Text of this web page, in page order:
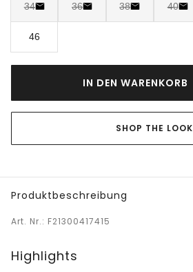
34 36 38 40
46
IN DEN WARENKORB
SHOP THE LOOK
Produktbeschreibung
Art. Nr.: F21300417415
Highlights